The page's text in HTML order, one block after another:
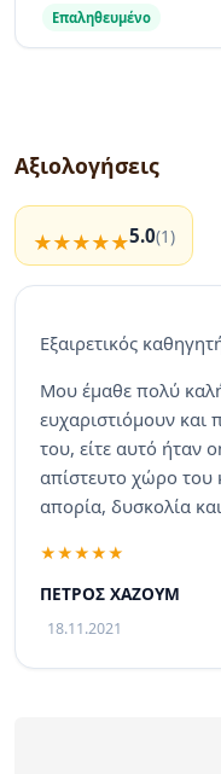
Επαληθευμένο
Αξιολογήσεις
5.0(1)
Εξαιρετικός
Μου έμαθε πολύ
ευχαριστιόμουν
του, είτε αυτό ήταν
απίστευτο χώρο του
απορία, δυσκολία
ΠΕΤΡΟΣ ΧΑΖΟΥΜ
18.11.2021